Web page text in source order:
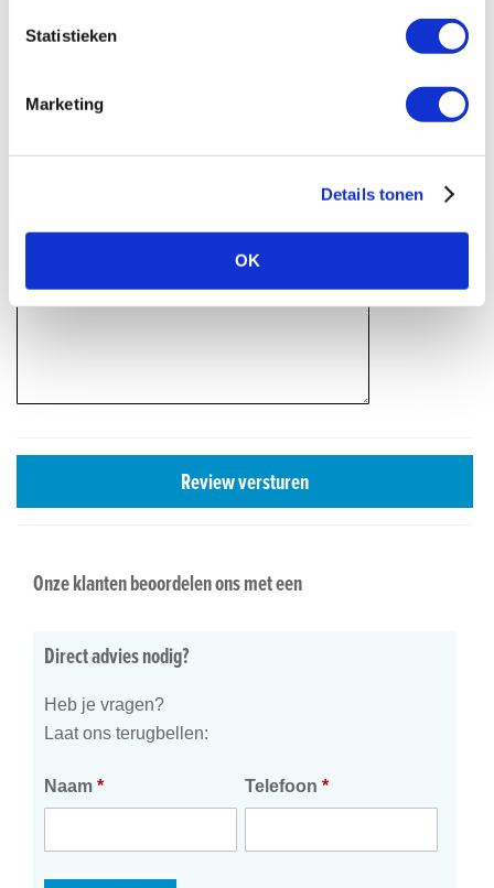
Statistieken
Marketing
Details tonen
OK
starstarsstars
Je naam
Review
Review versturen
Onze klanten beoordelen ons met een
Direct advies nodig?
Heb je vragen?
Laat ons terugbellen:
Naam * Telefoon *